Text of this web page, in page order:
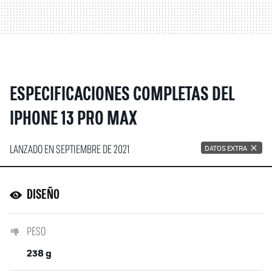
ESPECIFICACIONES COMPLETAS DEL
IPHONE 13 PRO MAX
LANZADO EN SEPTIEMBRE DE 2021 DATOS EXTRA
DISEÑO
PESO
238 g